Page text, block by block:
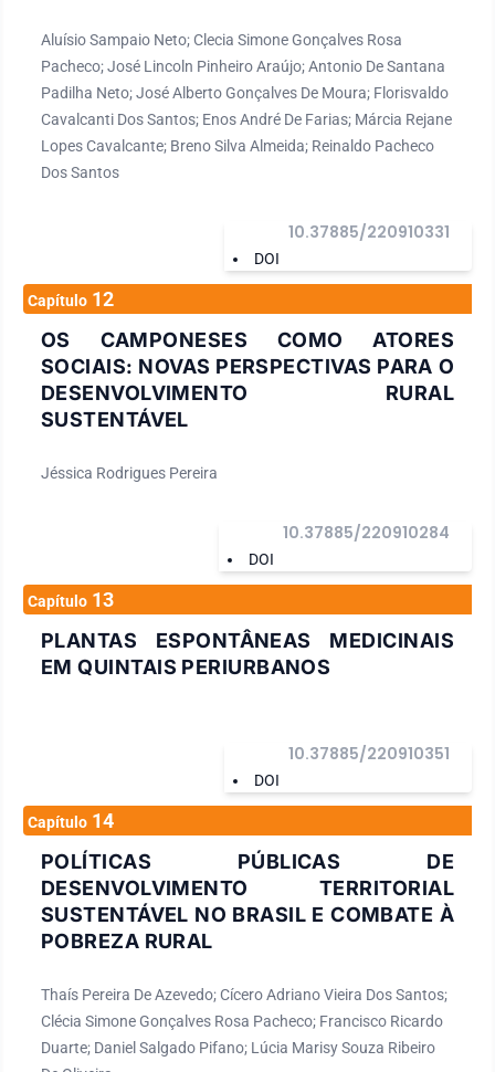
Aluísio Sampaio Neto; Clecia Simone Gonçalves Rosa
Pacheco; José Lincoln Pinheiro Araújo; Antonio De Santana
Padilha Neto; José Alberto Gonçalves De Moura; Florisvaldo
Cavalcanti Dos Santos; Enos André De Farias; Márcia Rejane
Lopes Cavalcante; Breno Silva Almeida; Reinaldo Pacheco
Dos Santos
DOI
10.37885/220910331
Capítulo 12
OS CAMPONESES COMO ATORES
SOCIAIS: NOVAS PERSPECTIVAS PARA O
DESENVOLVIMENTO RURAL
SUSTENTÁVEL
Jéssica Rodrigues Pereira
DOI
10.37885/220910284
Capítulo 13
PLANTAS ESPONTÂNEAS MEDICINAIS
EM QUINTAIS PERIURBANOS
DOI
10.37885/220910351
Capítulo 14
POLÍTICAS PÚBLICAS DE
DESENVOLVIMENTO TERRITORIAL
SUSTENTÁVEL NO BRASIL E COMBATE À
POBREZA RURAL
Thaís Pereira De Azevedo; Cícero Adriano Vieira Dos Santos;
Clécia Simone Gonçalves Rosa Pacheco; Francisco Ricardo
Duarte; Daniel Salgado Pifano; Lúcia Marisy Souza Ribeiro